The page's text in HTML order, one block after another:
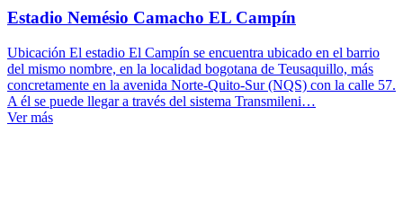
Estadio Nemésio Camacho EL Campín
Ubicación El estadio El Campín se encuentra ubicado en el barrio
del mismo nombre, en la localidad bogotana de Teusaquillo, más
concretamente en la avenida Norte-Quito-Sur (NQS) con la calle 57.
A él se puede llegar a través del sistema Transmileni…
Ver más